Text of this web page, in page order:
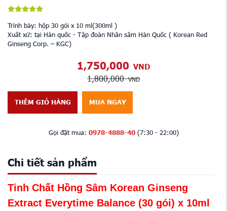
Trình bày: hộp 30 gói x 10 ml(300ml )
Xuất xứ: tại Hàn quốc - Tập đoàn Nhân sâm Hàn Quốc ( Korean Red
Ginseng Corp. – KGC)
1,750,000 VND
1,800,000VND
THÊM GIỎ HÀNG MUA NGAY
Gọi đặt mua: 0978-4888-40(7:30 - 22:00)
Chi tiết sản phẩm
Tinh Chất Hồng Sâm Korean Ginseng
Extract Everytime Balance (30 gói) x 10ml